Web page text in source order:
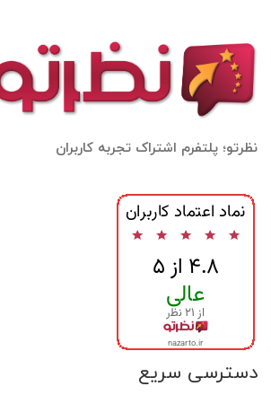
نظرتو؛ پلتفرم اشتراک تجربه کاربران
دسترسی سریع